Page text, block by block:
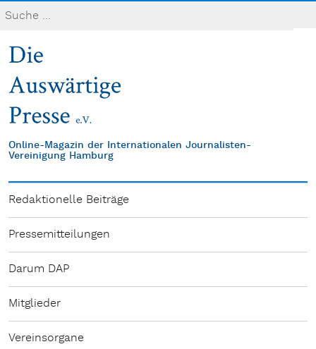
Online-Magazin der Internationalen Journalisten-
Vereinigung Hamburg
Redaktionelle Beiträge
Pressemitteilungen
Darum DAP
Mitglieder
Vereinsorgane